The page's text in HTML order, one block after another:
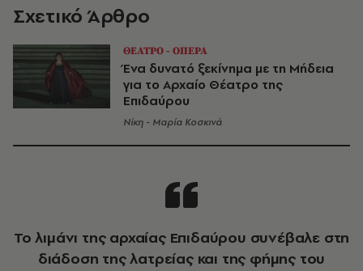
Σχετικό Άρθρο
ΘΕΑΤΡΟ - ΟΠΕΡΑ
Ένα δυνατό ξεκίνημα με τη Μήδεια
για το Αρχαίο Θέατρο της
Επιδαύρου
Νίκη - Μαρία Κοσκινά
Το λιμάνι της αρχαίας Επιδαύρου συνέβαλε στη
διάδοση της λατρείας και της φήμης του